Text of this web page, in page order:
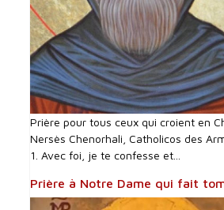
Prière pour tous ceux qui croient en
Nersès Chenorhali, Catholicos des
1. Avec foi, je te confesse et...
Prière à Notre Dame qui fait